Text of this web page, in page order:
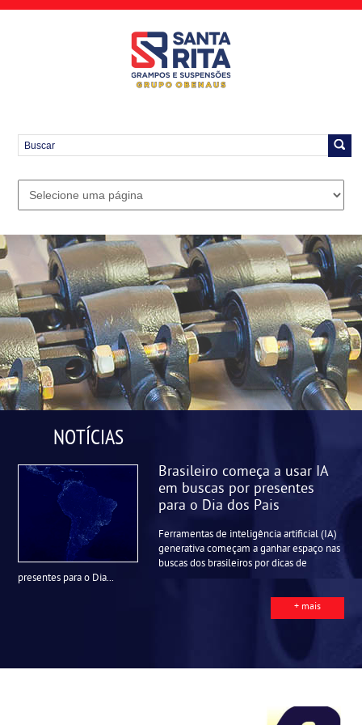
NOTÍCIAS
Brasileiro começa a usar IA
em buscas por presentes
para o Dia dos Pais
Ferramentas de inteligência artificial (IA)
generativa começam a ganhar espaço nas
buscas dos brasileiros por dicas de
presentes para o Dia...
+ mais